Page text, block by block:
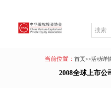
当前位置： 首页>>活动详
2008全球上市公